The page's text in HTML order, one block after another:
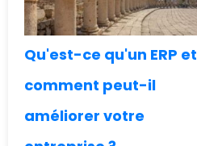
Qu'est-ce qu'un ERP et
comment peut-il
améliorer votre